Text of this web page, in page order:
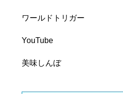
ワールドトリガー
YouTube
美味しんぼ